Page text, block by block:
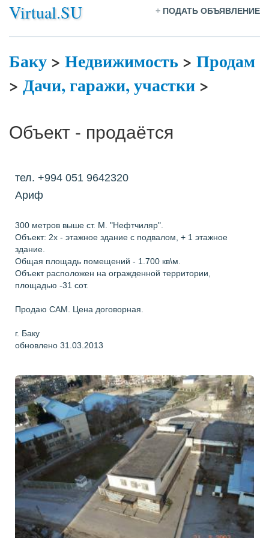
Virtual.SU + ПОДАТЬ ОБЪЯВЛЕНИЕ
Баку> Недвижимость > Продам
> Дачи, гаражи, участки>
Объект - продаётся
тел. +994 051 9642320
Ариф
300 метров выше ст. М. "Нефтчиляр".
Объект: 2х - этажное здание с подвалом, + 1 этажное
здание.
Общая площадь помещений - 1.700 кв\м.
Объект расположен на огражденной территории,
площадью -31 сот.
Продаю САМ. Цена договорная.
г. Баку
обновлено 31.03.2013